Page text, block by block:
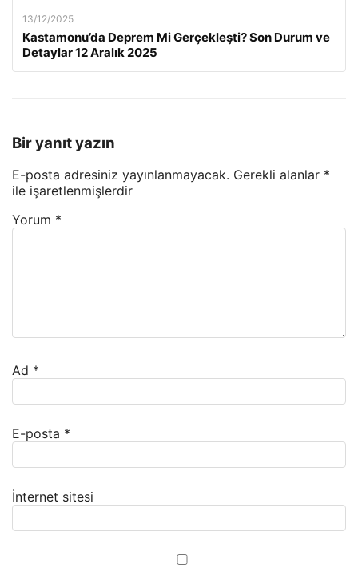
13/12/2025
Kastamonu’da Deprem Mi Gerçekleşti? Son Durum ve
Detaylar 12 Aralık 2025
Bir yanıt yazın
E-posta adresiniz yayınlanmayacak. Gerekli alanlar *
ile işaretlenmişlerdir
Yorum *
Ad *
E-posta *
İnternet sitesi